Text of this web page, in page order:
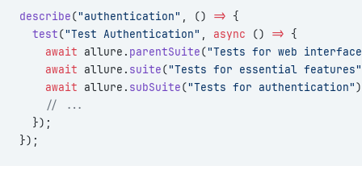
describe("authentication" , () => {
  test
("Test Authentication" , async () => {
    await
allure. parentSuite("Tests for web
    await
allure. suite("Tests for essential features"
    await
allure. subSuite("Tests for authentication"
    // ...
  });
});